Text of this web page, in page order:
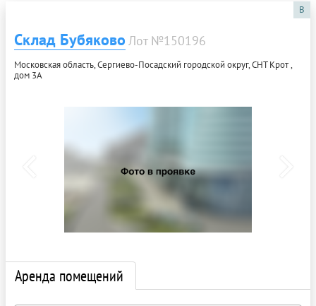
B
Склад Бубяково Лот №150196
Московская область, Сергиево-Посадский городской округ, СНТ Крот ,
дом 3А
Аренда помещений